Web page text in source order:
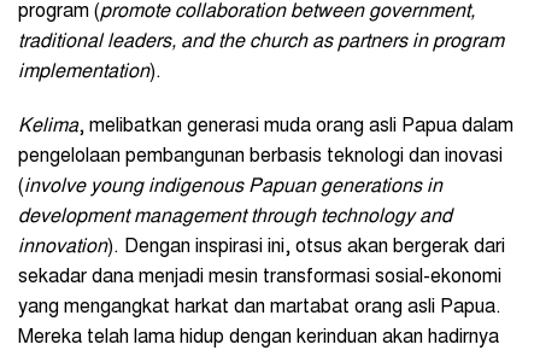
program (promote collaboration between government,
traditional leaders, and the church as partners in program
implementation).
Kelima, melibatkan generasi muda orang asli Papua dalam
pengelolaan pembangunan berbasis teknologi dan inovasi
(involve young indigenous Papuan generations in
development management through technology and
innovation). Dengan inspirasi ini, otsus akan bergerak dari
sekadar dana menjadi mesin transformasi sosial-ekonomi
yang mengangkat harkat dan martabat orang asli Papua.
Mereka telah lama hidup dengan kerinduan akan hadirnya